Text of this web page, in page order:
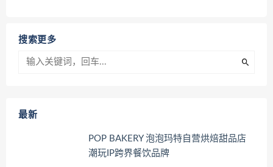
搜索更多
最新
POP BAKERY 泡泡玛特自营烘焙甜品店
潮玩IP跨界餐饮品牌